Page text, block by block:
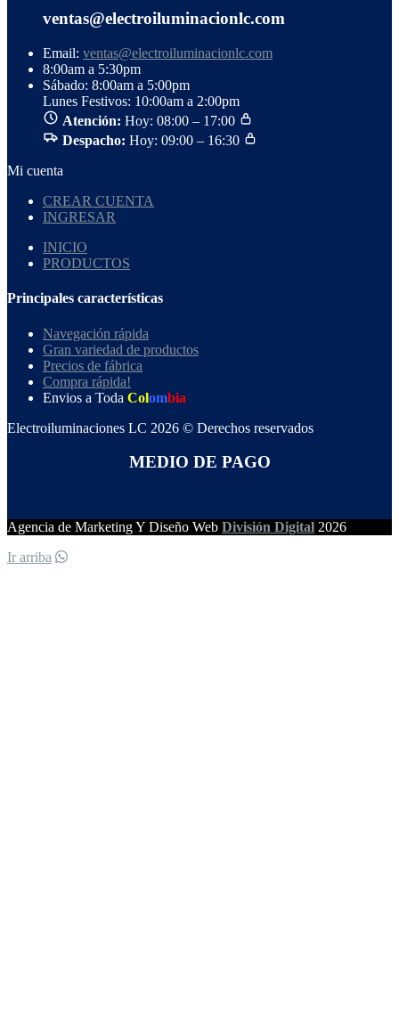
ventas@electroiluminacionlc.com
Email: ventas@electroiluminacionlc.com
8:00am a 5:30pm
Sábado: 8:00am a 5:00pm
Lunes Festivos: 10:00am a 2:00pm
Atención: Hoy: 08:00 – 17:00
Despacho: Hoy: 09:00 – 16:30
Mi cuenta
CREAR CUENTA
INGRESAR
INICIO
PRODUCTOS
Principales características
Navegación rápida
Gran variedad de productos
Precios de fábrica
Compra rápida!
Envios a Toda Colombia
Electroiluminaciones LC 2026 © Derechos reservados
MEDIO DE PAGO
Agencia de Marketing Y Diseño Web División Digital 2026
Ir arriba